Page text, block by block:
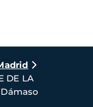
DE LA